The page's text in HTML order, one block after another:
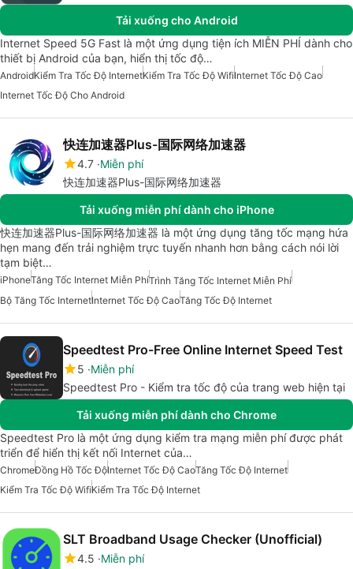
Tải xuống cho Android
Internet Speed 5G Fast là một ứng dụng tiện ích MIỄN PHÍ dành cho
thiết bị Android của bạn, hiển thị tốc độ…
AndroidKiểm Tra Tốc Độ InternetKiểm Tra Tốc Độ WifiInternet Tốc Độ Cao
Internet Tốc Độ Cho Android
快连加速器Plus-国际网络加速器
4.7 Miễn phí
快连加速器Plus-国际网络加速器
Tải xuống miễn phí dành cho iPhone
快连加速器Plus-国际网络加速器 là một ứng dụng tăng tốc mạng hứa
hẹn mang đến trải nghiệm trực tuyến nhanh hơn bằng cách nói lời
tạm biệt…
iPhoneTăng Tốc Internet Miễn PhíTrình Tăng Tốc Internet Miễn Phí
Bộ Tăng Tốc InternetInternet Tốc Độ CaoTăng Tốc Độ Internet
Speedtest Pro-Free Online Internet Speed Test
5 Miễn phí
Speedtest Pro - Kiểm tra tốc độ của trang web hiện tại
Tải xuống miễn phí dành cho Chrome
Speedtest Pro là một ứng dụng kiểm tra mạng miễn phí được phát
triển để hiển thị kết nối Internet của…
ChromeĐồng Hồ Tốc ĐộInternet Tốc Độ CaoTăng Tốc Độ Internet
Kiểm Tra Tốc Độ WifiKiểm Tra Tốc Độ Internet
SLT Broadband Usage Checker (Unofficial)
4.5 Miễn phí